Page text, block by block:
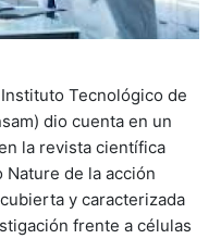
Tecnológico de
dio cuenta en un
la revista científica
Nature de la acción
y caracterizada
frente a células